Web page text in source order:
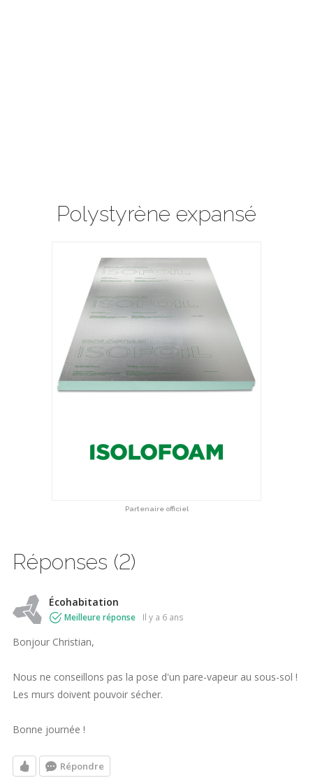
Polystyrène expansé
Partenaire officiel
Réponses (2)
Écohabitation
Meilleure réponse il y a 6 ans
Bonjour Christian,
Nous ne conseillons pas la pose d'un pare-vapeur au sous-sol !
Les murs doivent pouvoir sécher.
Bonne journée !
Répondre